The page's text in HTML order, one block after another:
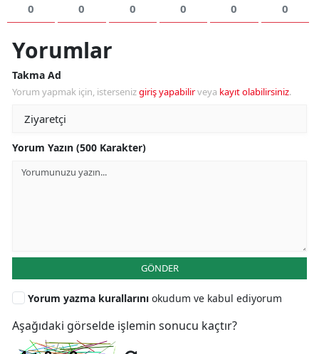
0 0 0 0 0 0
Yorumlar
Takma Ad
Yorum yapmak için, istersenizgiriş yapabilirveya kayıt olabilirsiniz.
Yorum Yazın (500 Karakter)
GÖNDER
Yorum yazma kurallarını okudum ve kabul ediyorum
Aşağıdaki görselde işlemin sonucu kaçtır?